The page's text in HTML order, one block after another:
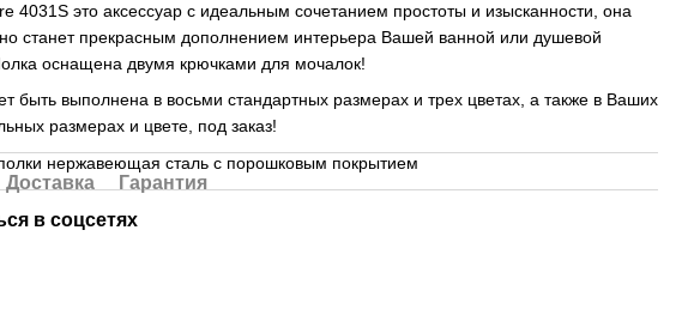
4031S это аксессуар с идеальным сочетанием простоты и изысканности, она
станет прекрасным дополнением интерьера Вашей ванной или душевой
оснащена двумя крючками для мочалок!
быть выполнена в восьми стандартных размерах и трех цветах, а также в Ваших
размерах и цвете, под заказ!
нержавеющая сталь с порошковым покрытием
Доставка
Гарантия
в соцсетях